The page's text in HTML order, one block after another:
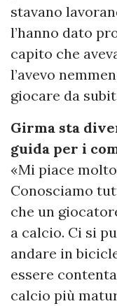
stavano
l’hanno dato
capito che
l’avevo
giocare da
Girma sta
guida per i
«Mi piace
Conosciamo
che un
a calcio. Ci si
andare in
essere
calcio più